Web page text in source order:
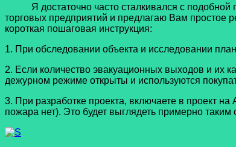
Я достаточно часто сталкивался с подобной
торговых предприятий и предлагаю Вам простое
короткая пошаговая инструкция:
1. При обследовании объекта и исследовании
2. Если количество эвакуационных выходов и их
дежурном режиме открыты и используются
3. При разработке проекта, включаете в проект
пожара нет). Это будет выглядеть примерно таким